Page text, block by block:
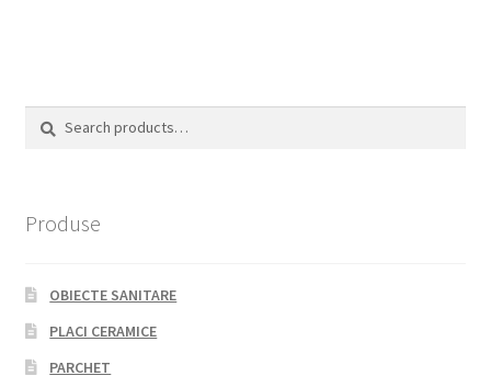
Search
Search
Produse
OBIECTE SANITARE
PLACI CERAMICE
PARCHET